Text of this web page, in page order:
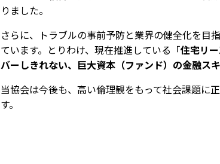
りました。
さらに、トラブルの事前予防と業界の健全化を目
ています。とりわけ、現在推進している「住宅リ
バーしきれない、巨大資本（ファンド）の金融ス
当協会は今後も、高い倫理観をもって社会課題に
す。